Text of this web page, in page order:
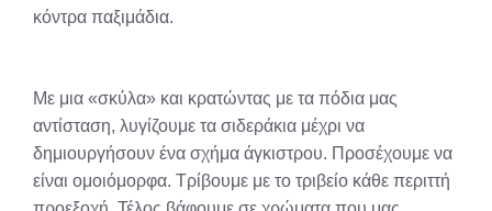
κόντρα παξιμάδια.
Με μια «σκύλα» και κρατώντας με τα πόδια μας
αντίσταση, λυγίζουμε τα σιδεράκια μέχρι να
δημιουργήσουν ένα σχήμα άγκιστρου. Προσέχουμε να
είναι ομοιόμορφα. Τρίβουμε με το τριβείο κάθε περιττή